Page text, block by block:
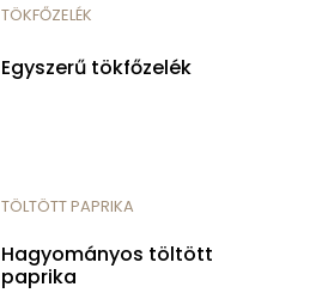
TÖKFŐZELÉK
Egyszerű tökfőzelék
TÖLTÖTT PAPRIKA
Hagyományos töltött
paprika